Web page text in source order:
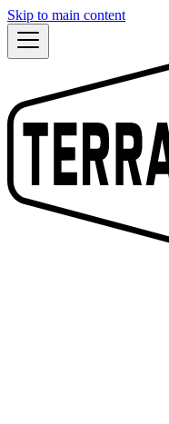
Skip to main content